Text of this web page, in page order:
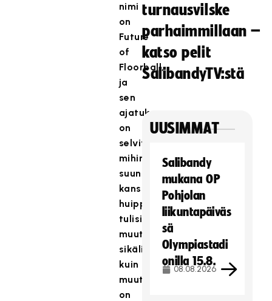
nimi
on
Future
of
Floorball,
ja
sen
ajatuksena
on
selvittää,
mihin
suuntaan
kansainvälistä
huippusalibandya
tulisi
muuttaa
sikäli
kuin
muutos
on
turnausvilske
parhaimmillaan –
katso pelit
SalibandyTV:stä
UUSIMMAT
Salibandy
mukana OP
Pohjolan
liikuntapäiväs
sä
Olympiastadi
onilla 15.8.
08.08.2026